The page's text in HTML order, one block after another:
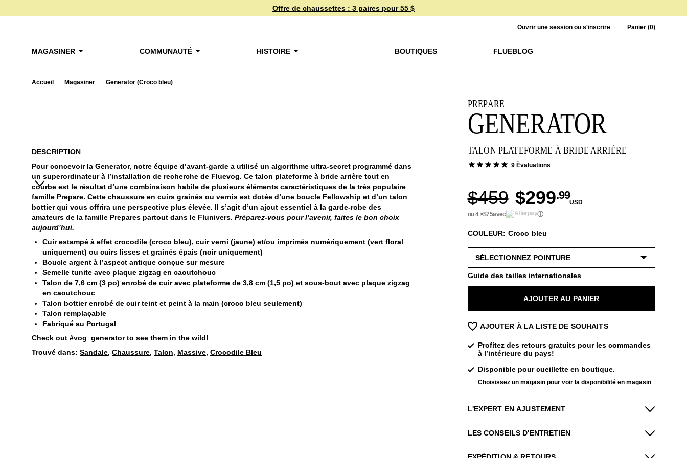
Offre de chaussettes : 3 paires pour 55 $
Ouvrir une session ou s'inscrire Panier (0)
MAGASINER COMMUNAUTÉ HISTOIRE BOUTIQUES FLUEBLOG
Accueil Magasiner Generator (Croco bleu)
PREPARE
GENERATOR
TALON PLATEFORME À BRIDE ARRIÈRE
9 Èvaluations
$459 $299.99
USD
ou 4 ×$75avec ⓘ
COULEUR: Croco bleu
Guide des tailles internationales
AJOUTER AU PANIER
AJOUTER À LA LISTE DE SOUHAITS
Profitez des retours gratuits pour les commandes
à l’intérieure du pays!
Disponible pour cueillette en boutique.
Choisissez un magasinpour voir la disponibilité en magasin
L'EXPERT EN AJUSTEMENT
LES CONSEILS D'ENTRETIEN
Pour me donner longue et belle vie, veuillez
DESCRIPTION
Pour concevoir la Generator, notre équipe d’avant-garde a utilisé un algorithme ultra-secret programmé dans
un superordinateur à l’installation de recherche de Fluevog. Ce talon plateforme à bride arrière tout en
courbe est le résultat d’une combinaison habile de plusieurs éléments caractéristiques de la très populaire
famille Prepare. Cette chaussure en cuirs grainés ou vernis est dotée d’une boucle Fellowship et d’un talon
bottier qui vous offrira une perspective plus élevée. Il s’agit d’un ajout essentiel à la garde-robe des
amateurs de la famille Prepares partout dans le Flunivers. Préparez-vous pour l’avenir, faites le bon choix
aujourd’hui.
Cuir estampé à effet crocodile (croco bleu), cuir verni (jaune) et/ou imprimés numériquement (vert floral
uniquement) ou cuirs lisses et grainés épais (noir uniquement)
Boucle argent à l’aspect antique conçue sur mesure
Semelle tunite avec plaque zigzag en caoutchouc
Talon de 7,6 cm (3 po) enrobé de cuir avec plateforme de 3,8 cm (1,5 po) et sous-bout avec plaque zigzag
en caoutchouc
Talon bottier enrobé de cuir teint et peint à la main (croco bleu seulement)
Talon remplaçable
Fabriqué au Portugal
Check out #vog_generatorto see them in the wild!
Trouvé dans: Sandale, Chaussure, Talon, Massive, Crocodile Bleu